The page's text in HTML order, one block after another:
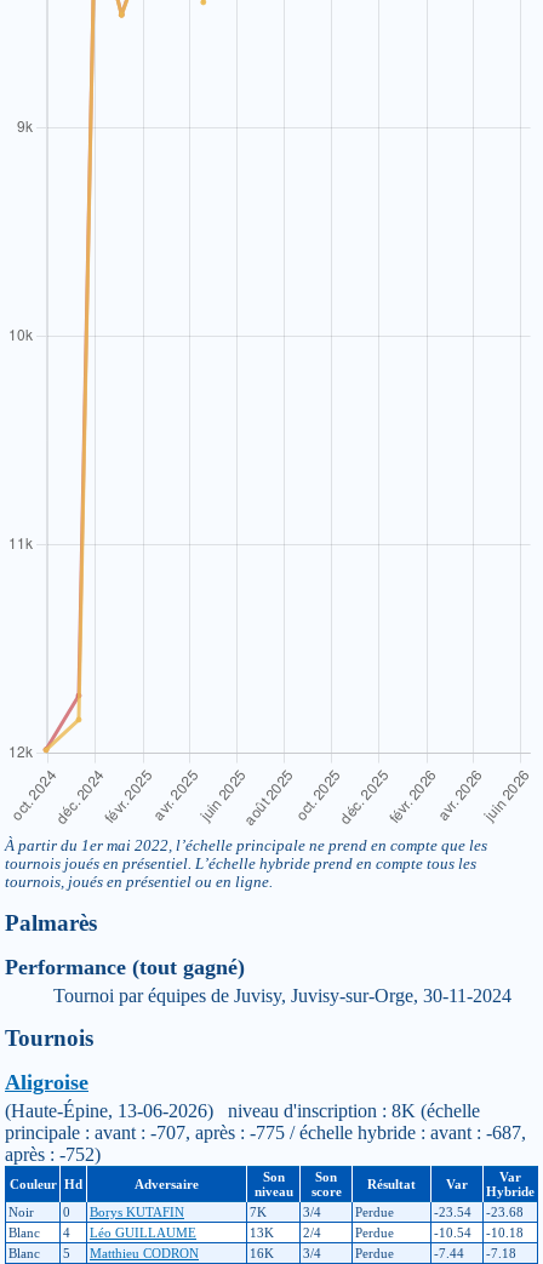
À partir du 1er mai 2022, l’échelle principale ne prend en compte que les
tournois joués en présentiel. L’échelle hybride prend en compte tous les
tournois, joués en présentiel ou en ligne.
Palmarès
Performance (tout gagné)
Tournoi par équipes de Juvisy, Juvisy-sur-Orge, 30-11-2024
Tournois
Aligroise
(Haute-Épine, 13-06-2026) niveau d'inscription : 8K (échelle
principale : avant : -707, après : -775 / échelle hybride : avant : -687,
après : -752)
Couleur Hd Adversaire
Son
niveau
Son
score
Résultat Var
Var
Hybride
Noir
0 Borys KUTAFIN 7K 3/4 Perdue -23.54
-23.68
Blanc
4 Léo GUILLAUME 13K 2/4 Perdue -10.54
-10.18
Blanc
5 Matthieu CODRON 16K 3/4 Perdue -7.44
-7.18